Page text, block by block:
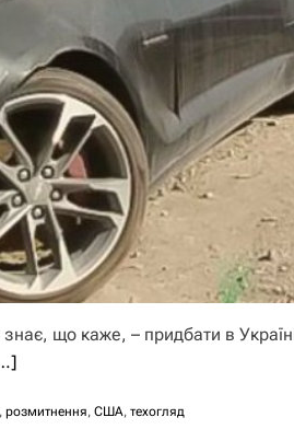
що каже, – придбати в
, розмитнення, США, техогляд